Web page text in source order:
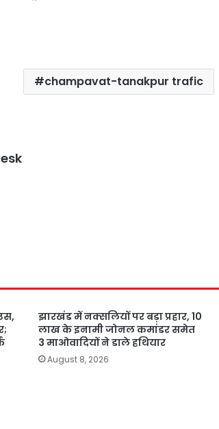
champavat-tanakpur trafic
झारखंड में नक्सलियों पर बड़ा प्रहार, 10
लाख के इनामी जोनल कमांडर समेत
3 माओवादियों ने डाले हथियार
August 8, 2026